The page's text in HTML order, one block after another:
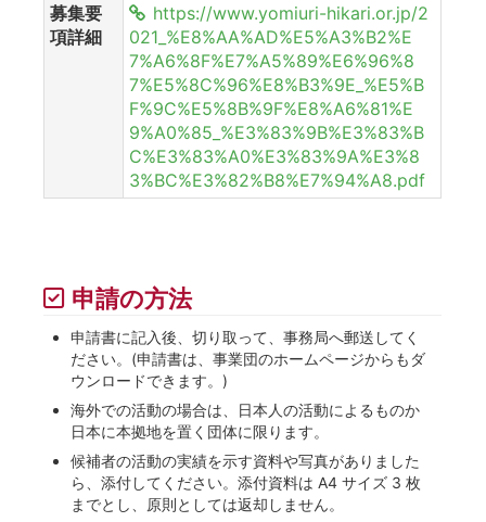
募集要
項詳細
https://www.yomiuri-hikari.or.jp/2
021_%E8%AA%AD%E5%A3%B2%E
7%A6%8F%E7%A5%89%E6%96%8
7%E5%8C%96%E8%B3%9E_%E5%B
F%9C%E5%8B%9F%E8%A6%81%E
9%A0%85_%E3%83%9B%E3%83%B
C%E3%83%A0%E3%83%9A%E3%8
3%BC%E3%82%B8%E7%94%A8.pdf
申請の方法
申請書に記入後、切り取って、事務局へ郵送してく
ださい。(申請書は、事業団のホームページからもダ
ウンロードできます。)
海外での活動の場合は、日本人の活動によるものか
日本に本拠地を置く団体に限ります。
候補者の活動の実績を示す資料や写真がありました
ら、添付してください。添付資料は A4 サイズ 3 枚
までとし、原則としては返却しません。